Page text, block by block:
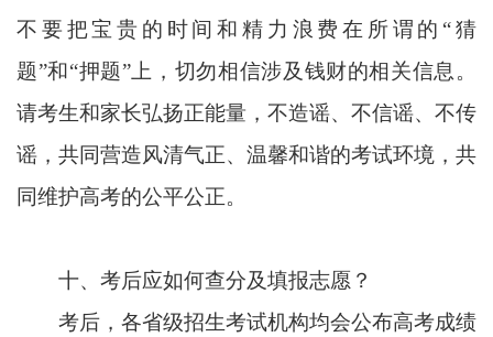
不要把宝贵的时间和精力浪费在所谓的“猜
题”和“押题”上，切勿相信涉及钱财的相关信息。
请考生和家长弘扬正能量，不造谣、不信谣、不传
谣，共同营造风清气正、温馨和谐的考试环境，共
同维护高考的公平公正。
十、 考后应如何查分及填报志愿？
考后，各省级招生考试机构均会公布高考成绩